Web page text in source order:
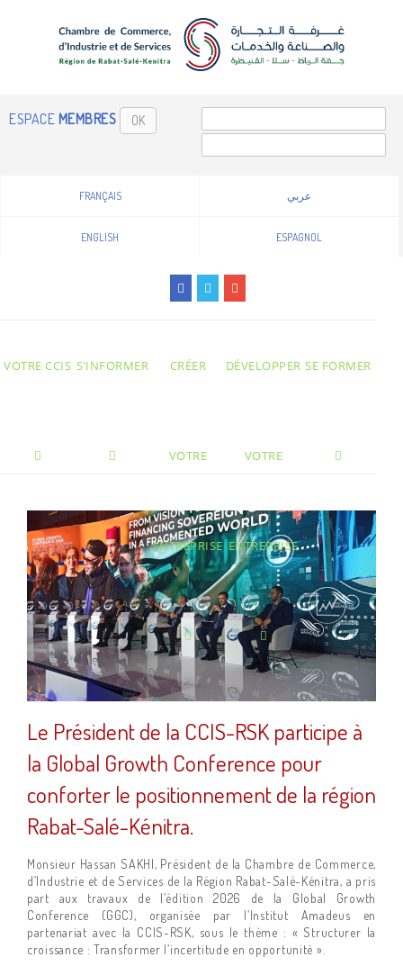
ESPACE MEMBRES OK
FRANÇAIS عربي
ENGLISH ESPAGNOL
VOTRE CCIS S’INFORMER CRÉER
VOTRE
ENTREPRISE
DÉVELOPPER
VOTRE
ENTREPRISE
SE FORMER
Le Président de la CCIS-RSK participe à
la Global Growth Conference pour
conforter le positionnement de la région
Rabat-Salé-Kénitra.
Monsieur Hassan SAKHI, Président de la Chambre de Commerce,
d’Industrie et de Services de la Région Rabat-Salé-Kénitra, a pris
part aux travaux de l’édition 2026 de la Global Growth
Conference (GGC), organisée par l’Institut Amadeus en
partenariat avec la CCIS-RSK, sous le thème : « Structurer la
croissance : Transformer l’incertitude en opportunité ».